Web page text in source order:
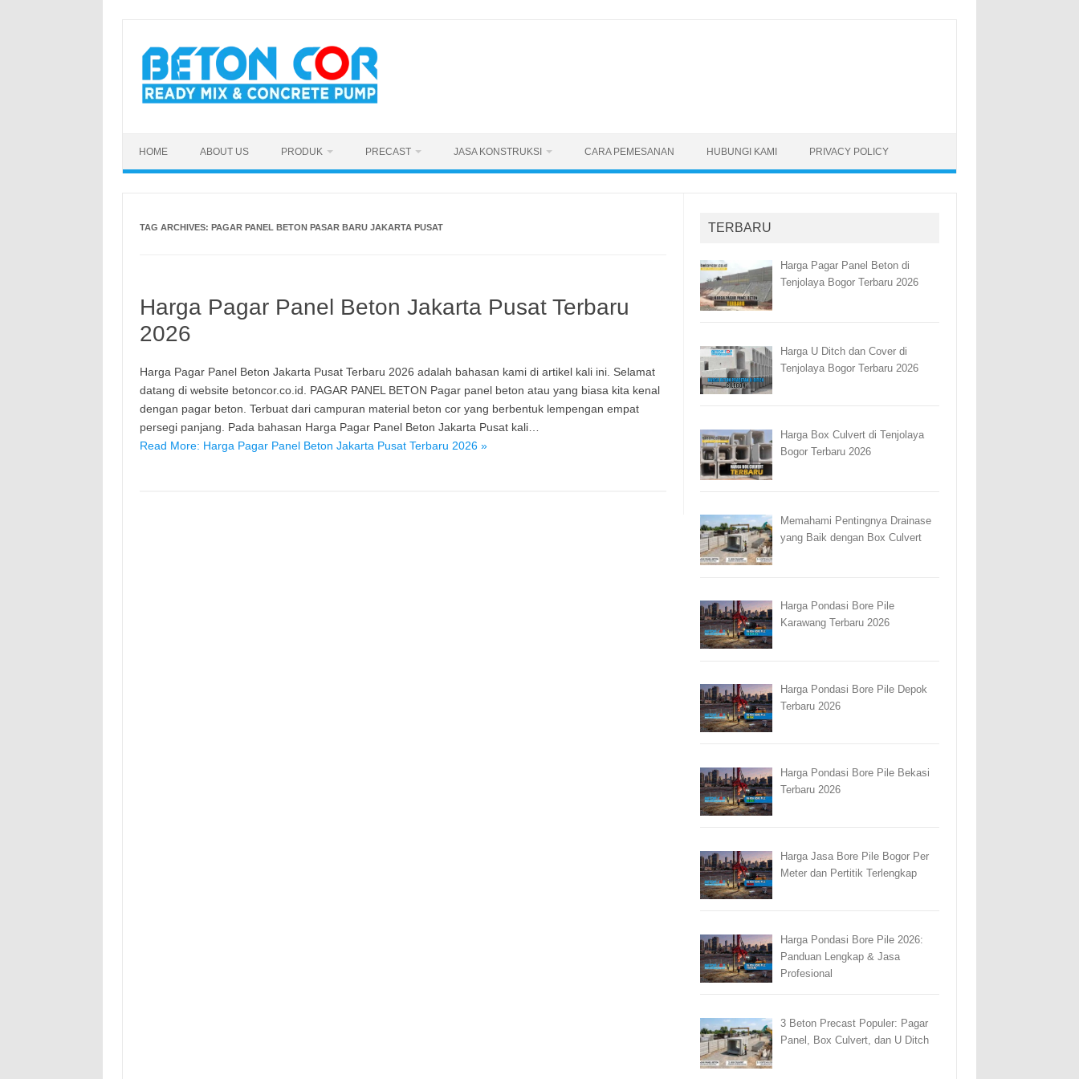
content
HOME ABOUT US PRODUK PRECAST JASA KONSTRUKSI CARA PEMESANAN HUBUNGI KAMI PRIVACY POLICY
TAG ARCHIVES: PAGAR PANEL BETON PASAR BARU JAKARTA PUSAT
Harga Pagar Panel Beton Jakarta Pusat Terbaru
2026
Harga Pagar Panel Beton Jakarta Pusat Terbaru 2026 adalah bahasan kami di artikel kali ini. Selamat
datang di website betoncor.co.id. PAGAR PANEL BETON Pagar panel beton atau yang biasa kita kenal
dengan pagar beton. Terbuat dari campuran material beton cor yang berbentuk lempengan empat
persegi panjang. Pada bahasan Harga Pagar Panel Beton Jakarta Pusat kali…
Read More: Harga Pagar Panel Beton Jakarta Pusat Terbaru 2026 »
TERBARU
Harga Pagar Panel Beton di
Tenjolaya Bogor Terbaru 2026
Harga U Ditch dan Cover di
Tenjolaya Bogor Terbaru 2026
Harga Box Culvert di Tenjolaya
Bogor Terbaru 2026
Memahami Pentingnya Drainase
yang Baik dengan Box Culvert
Harga Pondasi Bore Pile
Karawang Terbaru 2026
Harga Pondasi Bore Pile Depok
Terbaru 2026
Harga Pondasi Bore Pile Bekasi
Terbaru 2026
Harga Jasa Bore Pile Bogor Per
Meter dan Pertitik Terlengkap
Harga Pondasi Bore Pile 2026:
Panduan Lengkap & Jasa
Profesional
3 Beton Precast Populer: Pagar
Panel, Box Culvert, dan U Ditch